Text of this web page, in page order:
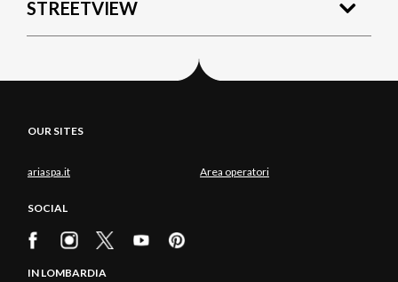
STREETVIEW
OUR SITES
ariaspa.it Area operatori
SOCIAL
IN LOMBARDIA